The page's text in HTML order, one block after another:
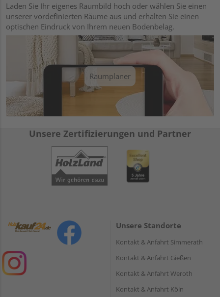
Laden Sie Ihr eigenes Raumbild hoch oder wählen Sie einen
unserer vordefinierten Räume aus und erhalten Sie einen
optischen Eindruck von Ihrem neuen Bodenbelag.
Raumplaner
Unsere Zertifizierungen und Partner
Unsere Standorte
Kontakt & Anfahrt Simmerath
Kontakt & Anfahrt Gießen
Kontakt & Anfahrt Weroth
Kontakt & Anfahrt Köln